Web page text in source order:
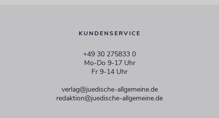
KUNDENSERVICE
+49 30 275833 0
Mo-Do 9-17 Uhr
Fr 9-14 Uhr
verlag@juedische-allgemeine.de
redaktion@juedische-allgemeine.de